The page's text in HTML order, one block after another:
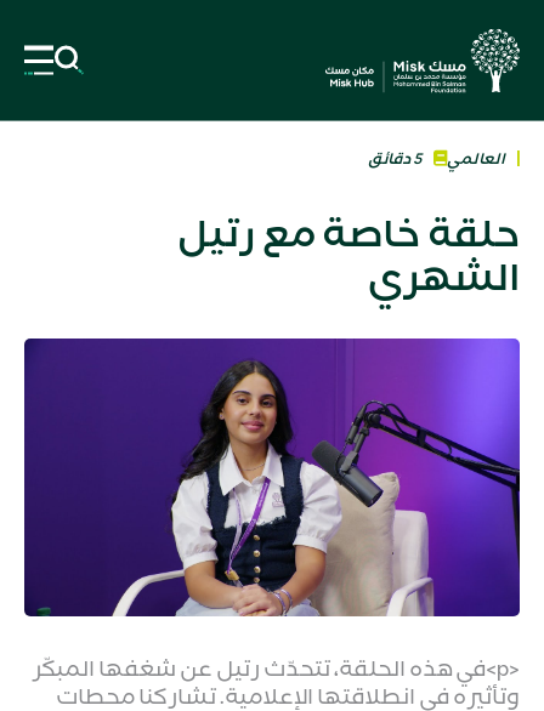
العالمي 5 دقائق
حلقة خاصة مع رتيل
الشهري
<p>في هذه الحلقة، تتحدّث رتيل عن شغفها المبكّر
وتأثيره في انطلاقتها الإعلامية. تشاركنا محطات